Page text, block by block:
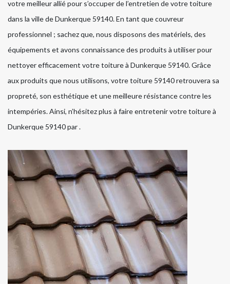
votre meilleur allié pour s’occuper de l’entretien de votre toiture
dans la ville de Dunkerque 59140. En tant que couvreur
professionnel ; sachez que, nous disposons des matériels, des
équipements et avons connaissance des produits à utiliser pour
nettoyer efficacement votre toiture à Dunkerque 59140. Grâce
aux produits que nous utilisons, votre toiture 59140 retrouvera sa
propreté, son esthétique et une meilleure résistance contre les
intempéries. Ainsi, n’hésitez plus à faire entretenir votre toiture à
Dunkerque 59140 par .